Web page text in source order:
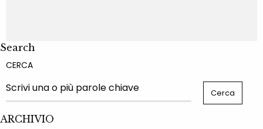
Search
CERCA
ARCHIVIO